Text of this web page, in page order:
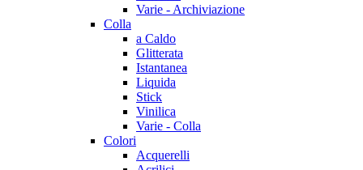
Varie - Archiviazione
Colla
a Caldo
Glitterata
Istantanea
Liquida
Stick
Vinilica
Varie - Colla
Colori
Acquerelli